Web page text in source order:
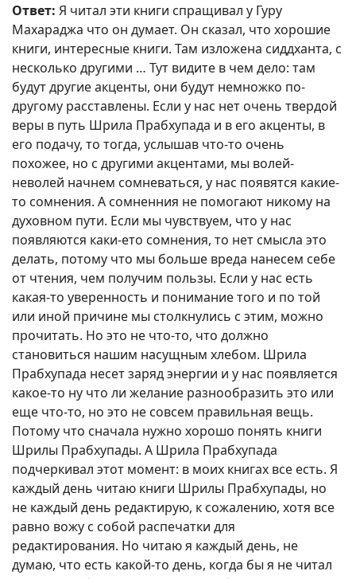
Ответ: Я читал эти книги спращивал у Гуру
Махараджа что он думает. Он сказал, что хорошие
книги, интересные книги. Там изложена сиддханта, с
несколько другими … Тут видите в чем дело: там
будут другие акценты, они будут немножко по-
другому расставлены. Если у нас нет очень твердой
веры в путь Шрила Прабхупада и в его акценты, в
его подачу, то тогда, услышав что-то очень
похожее, но с другими акцентами, мы волей-
неволей начнем сомневаться, у нас появятся какие-
то сомнения. А сомненния не помогают никому на
духовном пути. Если мы чувствуем, что у нас
появляются каки-ето сомнения, то нет смысла это
делать, потому что мы больше вреда нанесем себе
от чтения, чем получим пользы. Если у нас есть
какая-то уверенность и понимание того и по той
или иной причине мы столкнулись с этим, можно
прочитать. Но это не что-то, что должно
становиться нашим насущным хлебом. Шрила
Прабхупада несет заряд энергии и у нас появляется
какое-то ну что ли желание разнообразить это или
еще что-то, но это не совсем правильная вещь.
Потому что сначала нужно хорошо понять книги
Шрилы Прабхупады. А Шрила Прабхупада
подчеркивал этот момент: в моих книгах все есть. Я
каждый день читаю книги Шрилы Прабхупады, но
не каждый день редактирую, к сожалению, хотя все
равно вожу с собой распечатки для
редактирования. Но читаю я каждый день, не
думаю, что есть какой-то день, когда бы я не читал